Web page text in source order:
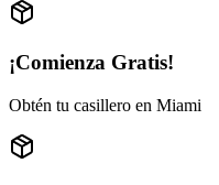
¡Comienza Gratis!
Obtén tu casillero en Miami